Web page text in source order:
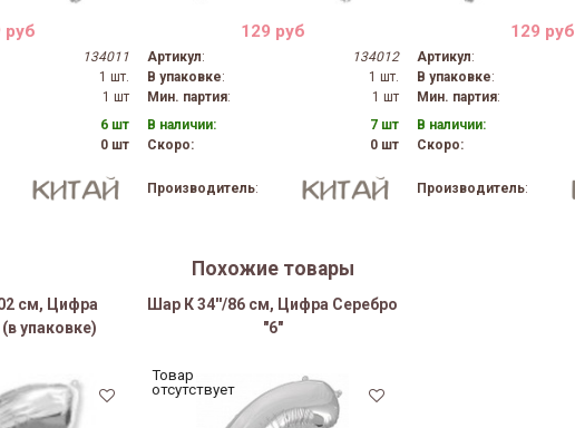
руб
134011
1 шт.
1 шт
6 шт
0 шт
129 руб
Артикул:
134012
В упаковке:
1 шт.
Мин. партия:
1 шт
В наличии:
7 шт
Скоро:
0 шт
Производитель:
129 руб
Артикул:
В упаковке:
Мин. партия:
В наличии:
Скоро:
Производитель:
Похожие товары
см, Цифра
упаковке)
Шар К 34''/86 см, Цифра Серебро
"6"
Товар
отсутствует